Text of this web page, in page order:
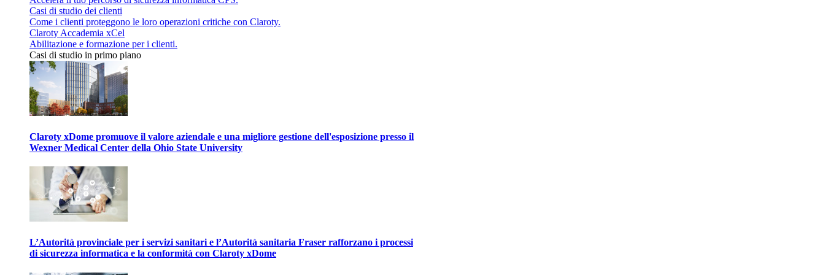
Casi di studio dei clienti
Come i clienti proteggono le loro operazioni critiche con Claroty.
Claroty Accademia xCel
Abilitazione e formazione per i clienti.
Casi di studio in primo piano
Claroty xDome promuove il valore aziendale e una migliore gestione dell'esposizione presso il
Wexner Medical Center della Ohio State University
L’Autorità provinciale per i servizi sanitari e l’Autorità sanitaria Fraser rafforzano i processi
di sicurezza informatica e la conformità con Claroty xDome